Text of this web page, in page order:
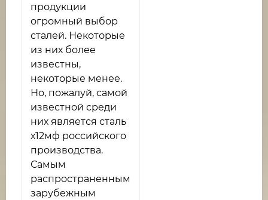
продукции
огромный выбор
сталей. Некоторые
из них более
известны,
некоторые менее.
Но, пожалуй, самой
известной среди
них является сталь
х12мф российского
производства.
Самым
распространенным
зарубежным